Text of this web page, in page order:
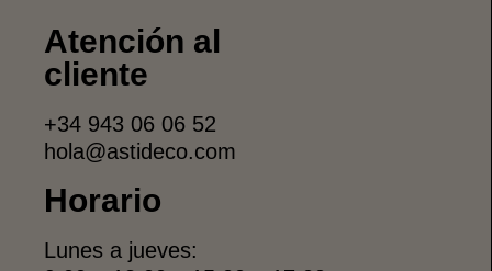
Atención al
cliente
+34 943 06 06 52
hola@astideco.com
Horario
Lunes a jueves: